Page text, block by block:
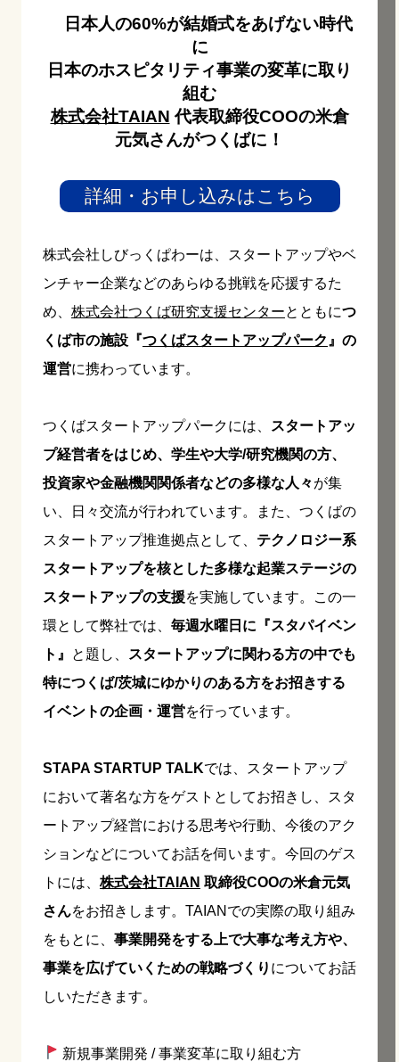
日本人の60%が結婚式をあげない時代
に
日本のホスピタリティ事業の変革に取り
組む
株式会社TAIAN 代表取締役COOの米倉
元気さんがつくばに！
詳細・お申し込みはこちら
株式会社しびっくぱわーは、スタートアップやベ
ンチャー企業などのあらゆる挑戦を応援するた
め、 株式会社つくば研究支援センターとともにつ
くば市の施設『つくばスタートアップパーク 』の
運営に携わっています。
つくばスタートアップパークには、
スタートアッ
プ経営者をはじめ、学生や大学/研究機関の方、
投資家や金融機関関係者などの多様な人々が集
い、日々交流が行われています。また、つくばの
スタートアップ推進拠点として、 テクノロジー系
スタートアップを核とした多様な起業ステージの
スタートアップの支援を実施しています。この一
環として弊社では、 毎週水曜日に『スタパイベン
ト』
と題し、
スタートアップに関わる方の中でも
特につくば/茨城にゆかりのある方をお招きする
イベントの企画・運営を行っています。
STAPA STARTUP TALKでは、スタートアップ
において著名な方をゲストとしてお招きし、スタ
ートアップ経営における思考や行動、今後のアク
ションなどについてお話を伺います。今回のゲス
トには、 株式会社TAIAN 取締役COOの米倉元気
さんをお招きします。TAIANでの実際の取り組み
をもとに、 事業開発をする上で大事な考え方や、
事業を広げていくための戦略づくり についてお話
しいただきます。
新規事業開発 / 事業変革に取り組む方